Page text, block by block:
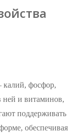
калий, фосфор,
и витаминов,
поддерживать
обеспечивая